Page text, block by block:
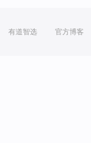
有道智选 官方博客